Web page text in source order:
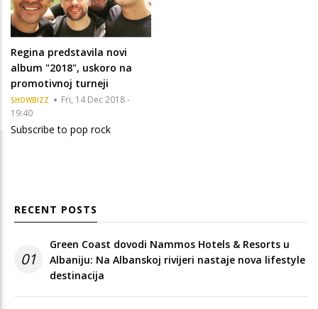
Regina predstavila novi
album "2018", uskoro na
promotivnoj turneji
SHOWBIZZ
Fri, 14 Dec 2018 -
19:40
Subscribe to pop rock
RECENT POSTS
01
Green Coast dovodi Nammos Hotels & Resorts u
Albaniju: Na Albanskoj rivijeri nastaje nova lifestyle
destinacija